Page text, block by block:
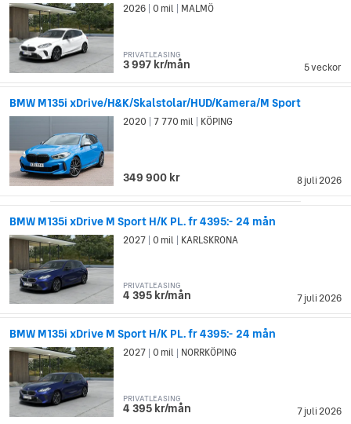
5 veckor
2026 0 mil MALMÖ
PRIVATLEASING
3 997 kr/mån
BMW M135i xDrive/H&K/Skalstolar/HUD/Kamera/M Sport
8 juli 2026
2020 7 770 mil KÖPING
349 900 kr
BMW M135i xDrive M Sport H/K PL. fr 4395:- 24 mån
7 juli 2026
2027 0 mil KARLSKRONA
PRIVATLEASING
4 395 kr/mån
BMW M135i xDrive M Sport H/K PL. fr 4395:- 24 mån
7 juli 2026
2027 0 mil NORRKÖPING
PRIVATLEASING
4 395 kr/mån